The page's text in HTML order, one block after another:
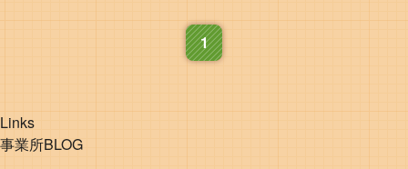
1
Links
事業所BLOG